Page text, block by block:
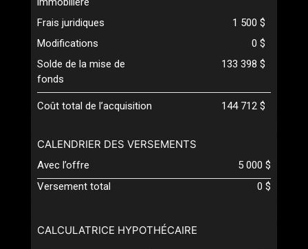
CALCULATRICE HYPOTHÉCAIRE
Frais juridiques
1 500 $
Modifications
0 $
Solde de la mise de
fonds
133 398 $
Coût total de l’acquisition 144 712 $
CALENDRIER DES VERSEMENTS
Avec l’offre
5 000 $
Versement total
0 $